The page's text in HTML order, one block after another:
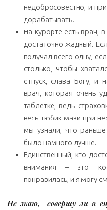
недобросовестно, и
дорабатывать.
На курорте есть врач,
достаточно жадный.
получал всего одну,
столько, чтобы
отпуск, слава Богу, и
врач, которая очень
таблетке, ведь
весь тюбик мази при
мы узнали, что раньше
было намного лучше.
Единственный, кто
внимания – это
понравилась, и я могу
Не знаю, совершу ли я